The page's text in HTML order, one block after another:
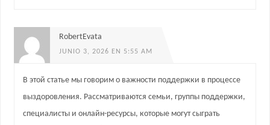
RobertEvata
JUNIO 3, 2026 EN 5:55 AM
В этой статье мы говорим о важности поддержки в процессе
выздоровления. Рассматриваются семьи, группы поддержки,
специалисты и онлайн-ресурсы, которые могут сыграть